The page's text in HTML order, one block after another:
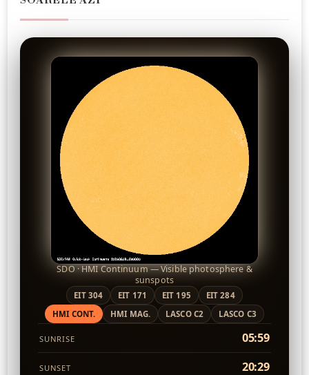
SDO · HMI Continuum — Visible photosphere &
sunspots
EIT 304 EIT 171 EIT 195
EIT 284
HMI CONT.
HMI MAG. LASCO C2 LASCO C3
SUNRISE 05:59
SUNSET 20:29